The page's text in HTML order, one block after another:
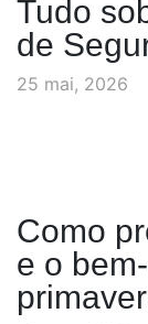
Tudo
de
25 mai, 2026
Como
e o